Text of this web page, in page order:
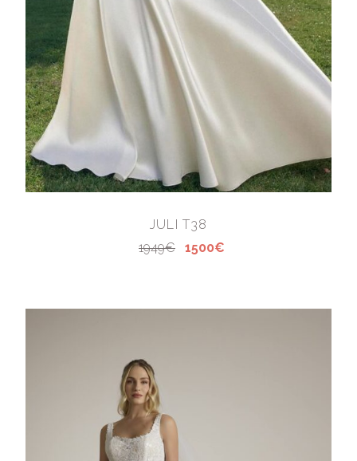
JULI T38
1949€
1500€